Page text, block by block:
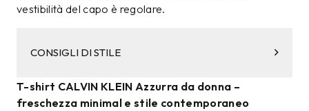
vestibilità del capo è regolare.
CONSIGLI DI STILE
T-shirt CALVIN KLEIN Azzurra da donna –
freschezza minimal e stile contemporaneo